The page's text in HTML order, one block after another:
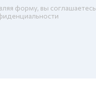
форму, вы соглашаетесь